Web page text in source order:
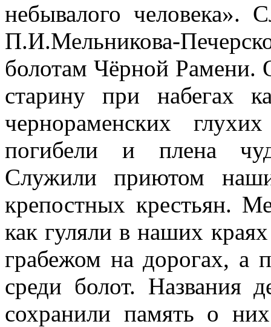
небывалого человека».
П.И.Мельникова-
болотам Чёрной
старину при набегах
чернораменских
погибели и плена
Служили приютом
крепостных крестьян.
как гуляли в наших
грабежом на дорогах, а
среди болот. Названия
сохранили память о